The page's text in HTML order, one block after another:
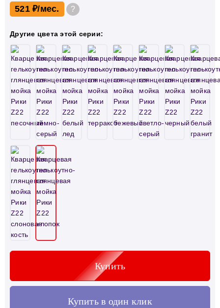
521 ₽ ?
Другие цвета этой серии:
Купить
Купить в один клик